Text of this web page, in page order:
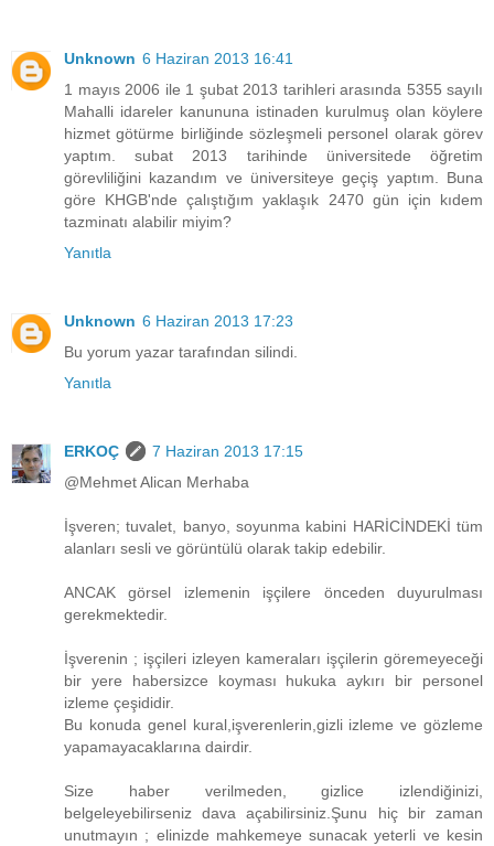
Unknown 6 Haziran 2013 16:41
1 mayıs 2006 ile 1 şubat 2013 tarihleri arasında 5355 sayılı
Mahalli idareler kanununa istinaden kurulmuş olan köylere
hizmet götürme birliğinde sözleşmeli personel olarak görev
yaptım. subat 2013 tarihinde üniversitede öğretim
görevliliğini kazandım ve üniversiteye geçiş yaptım. Buna
göre KHGB'nde çalıştığım yaklaşık 2470 gün için kıdem
tazminatı alabilir miyim?
Yanıtla
Unknown 6 Haziran 2013 17:23
Bu yorum yazar tarafından silindi.
Yanıtla
ERKOÇ
7 Haziran 2013 17:15
@Mehmet Alican Merhaba
İşveren; tuvalet, banyo, soyunma kabini HARİCİNDEKİ tüm
alanları sesli ve görüntülü olarak takip edebilir.
ANCAK görsel izlemenin işçilere önceden duyurulması
gerekmektedir.
İşverenin ; işçileri izleyen kameraları işçilerin göremeyeceği
bir yere habersizce koyması hukuka aykırı bir personel
izleme çeşididir.
Bu konuda genel kural,işverenlerin,gizli izleme ve gözleme
yapamayacaklarına dairdir.
Size haber verilmeden, gizlice izlendiğinizi,
belgeleyebilirseniz dava açabilirsiniz.Şunu hiç bir zaman
unutmayın ; elinizde mahkemeye sunacak yeterli ve kesin